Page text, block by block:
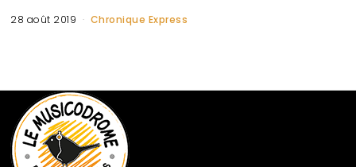
28 août 2019 Chronique Express